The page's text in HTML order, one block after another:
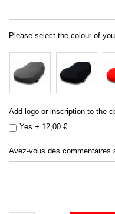
Please select the colour of
Add logo or inscription to the
Yes + 12,00 €
Avez-vous des commentaires